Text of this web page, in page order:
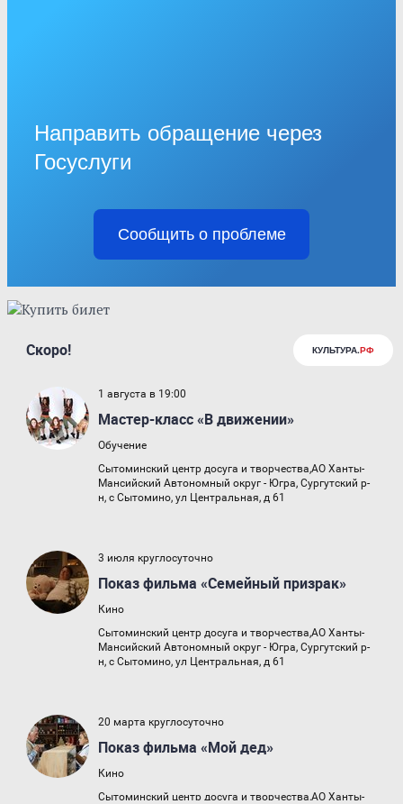
Направить обращение через
Госуслуги
Сообщить о проблеме